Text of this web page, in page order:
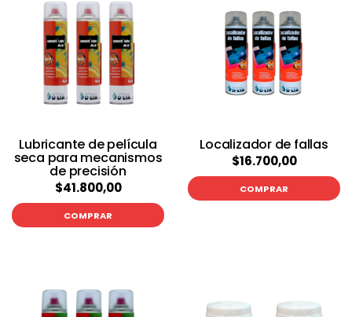
Lubricante de película
seca para mecanismos
de precisión
$41.800,00
COMPRAR
Localizador de fallas
$16.700,00
COMPRAR